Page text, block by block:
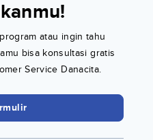
atau ingin tahu
bisa konsultasi gratis
Service Danacita.